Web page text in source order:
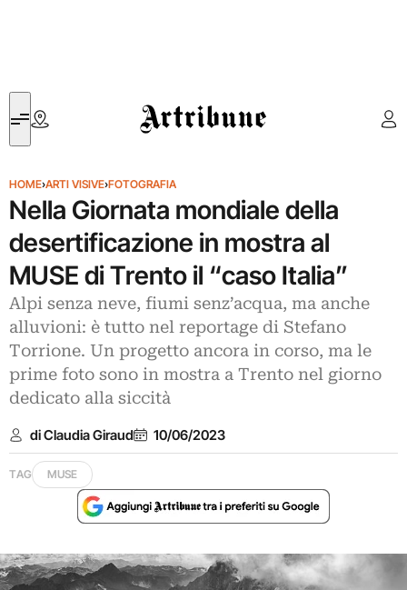
Artribune
HOME›ARTI VISIVE›FOTOGRAFIA
Nella Giornata mondiale della
desertificazione in mostra al
MUSE di Trento il “caso Italia”
Alpi senza neve, fiumi senz’acqua, ma anche
alluvioni: è tutto nel reportage di Stefano
Torrione. Un progetto ancora in corso, ma le
prime foto sono in mostra a Trento nel giorno
dedicato alla siccità
di Claudia Giraud 10/06/2023
TAG MUSE